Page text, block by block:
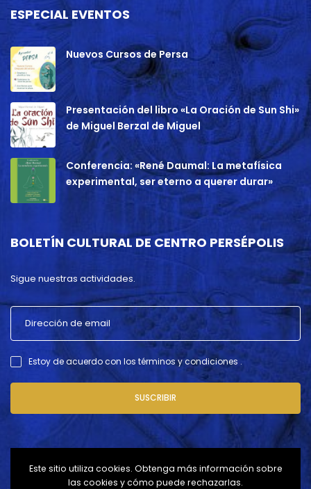
ESPECIAL EVENTOS
Nuevos Cursos de Persa
Presentación del libro «La Oración de Sun Shi»
de Miguel Berzal de Miguel
Conferencia: «René Daumal: La metafísica
experimental, ser eterno a querer durar»
BOLETÍN CULTURAL DE CENTRO PERSÉPOLIS
Sigue nuestras actividades.
Estoy de acuerdo con los términos y condiciones .
SUSCRIBIR
Este sitio utiliza cookies. Obtenga más información sobre
las cookies y cómo puede rechazarlas.